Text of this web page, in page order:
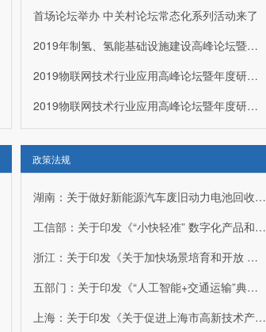
首场论坛举办 中关村论坛常态化系列活动来了
2019年制氢、氢能基础设施建设高峰论坛暨燃料电池产业发展交流会
2019物联网技术行业应用高峰论坛暨年度研究报告发布会
2019物联网技术行业应用高峰论坛暨年度研究报告发布会邀请函
政策法规
湖南：关于做好新能源汽车废旧动力电池回收和综合利用常态化监管工作的通知
工信部：关于印发《“小快轻准” 数字化产品和服务培育指引（2026年版）》的通知
浙江：关于印发《关于加快场景培育和开放 推动新技术新产品新场景大规模示范应用的工作方案》的通知
五部门：关于印发《“人工智能+交通运输”典型应用场景创新行动方案》的通知
上海：关于印发《关于促进上海市高新技术产业开发区改革和创新发展的若干措施》的通知